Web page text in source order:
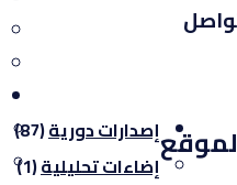
إصدارات دورية(87)
إضاءات تحليلية(1)